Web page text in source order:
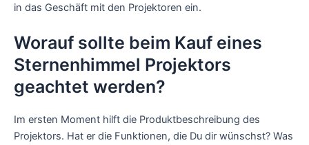
in das Geschäft mit den Projektoren ein.
Worauf sollte beim Kauf eines
Sternenhimmel Projektors
geachtet werden?
Im ersten Moment hilft die Produktbeschreibung des
Projektors. Hat er die Funktionen, die Du dir wünschst? Was